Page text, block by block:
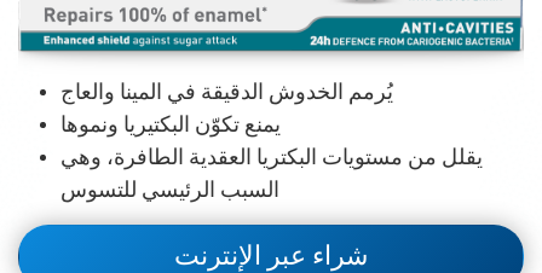
يُرمم الخدوش الدقيقة في المينا والعاج
يمنع تكوّن البكتيريا ونموها
يقلل من مستويات البكتريا العقدية الطافرة، وهي
السبب الرئيسي للتسوس
شراء عبر الإنترنت